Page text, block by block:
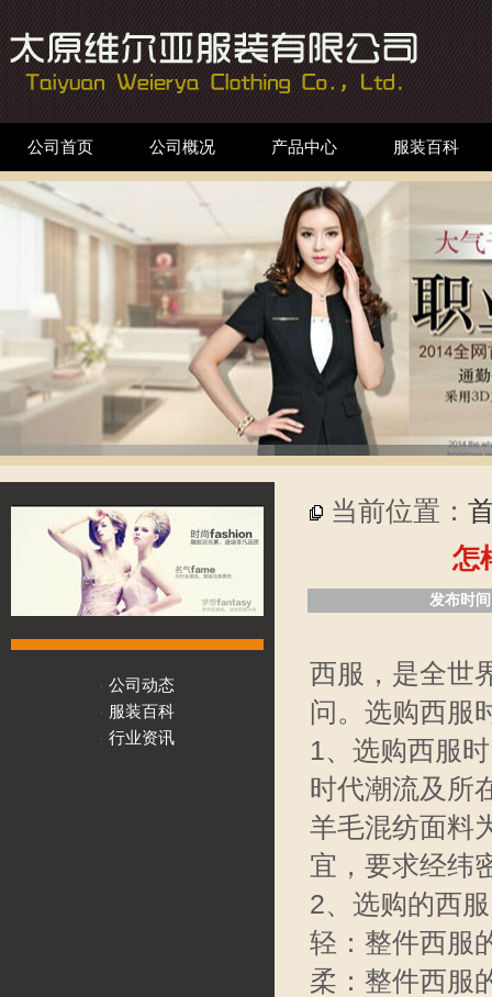
公司首页 公司概况 产品中心 服装百科
·公司动态
· 服装百科
·行业资讯
当前位置：
怎
发布时
西服，是全世
问。选购西服
1、选购西服
时代潮流及所
羊毛混纺面料
宜，要求经纬
2、选购的西
轻：整件西服
柔：整件西服